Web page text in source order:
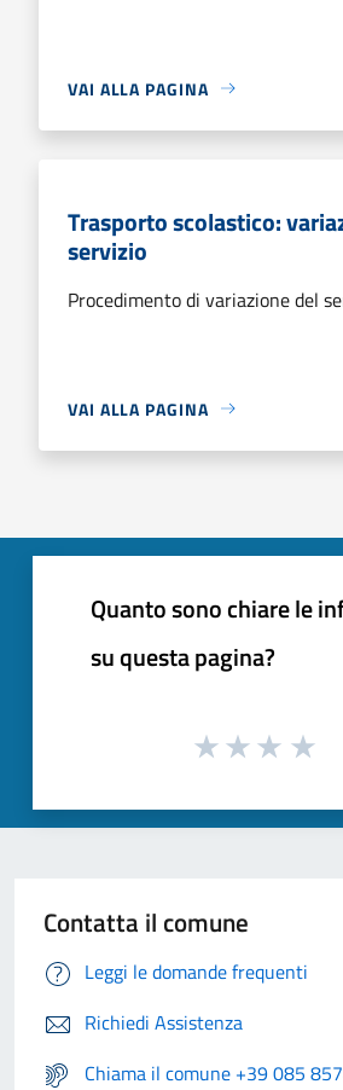
VAI ALLA PAGINA
Trasporto scolastico:
servizio
Procedimento di variazione del
VAI ALLA PAGINA
Quanto sono chiare le
su questa pagina?
Contatta il comune
Leggi le domande frequenti
Richiedi Assistenza
Chiama il comune +39 085